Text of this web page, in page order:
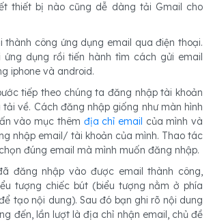
thiết bị nào cũng dễ dàng tải Gmail cho
thành công ứng dụng email qua điện thoại.
ứng dụng rồi tiến hành tìm cách gửi email
iphone và android.
tiếp theo chúng ta đăng nhập tài khoản
về. Cách đăng nhập giống như màn hình
vào mục thêm địa chỉ email của mình và
nhập email/ tài khoản của mình. Thao tác
đúng email mà mình muốn đăng nhập.
đăng nhập vào được email thành công,
tượng chiếc bút (biểu tượng nằm ở phía
tạo nội dung). Sau đó bạn ghi rõ nội dung
đến, lần lượt là địa chỉ nhận email, chủ đề